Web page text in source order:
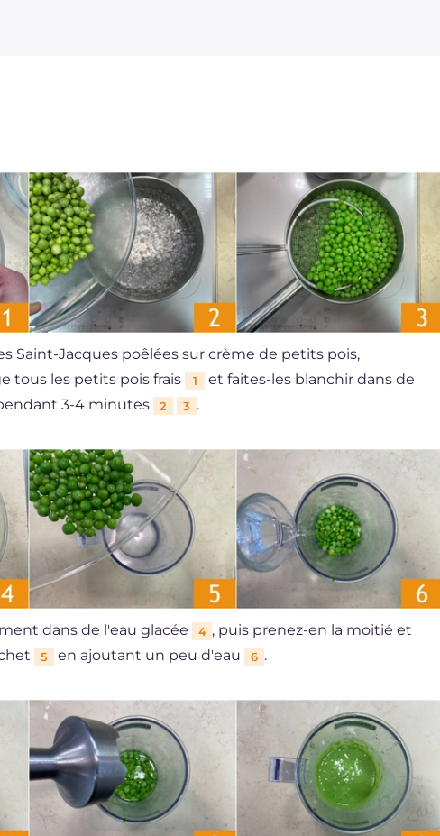
Saint-Jacques poêlées sur crème de petits pois,
tous les petits pois frais
1
et faites-les blanchir dans de
3-4 minutes
2 3 .
dans de l'eau glacée 4 , puis prenez-en la moitié et
5 en ajoutant un peu d'eau 6 .